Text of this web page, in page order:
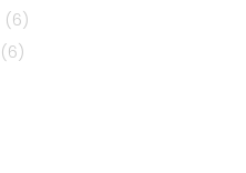
(6)
(6)